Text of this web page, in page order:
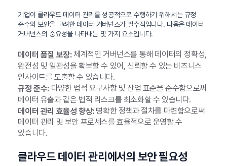
기업이 클라우드 데이터 관리를 성공적으로 수행하기 위해서는 규정
준수와 보안을 고려한 데이터 거버넌스가 필수적입니다. 다음은 데이터
거버넌스의 중요성을 나타내는 몇 가지 요소입니다.
데이터 품질 보장:체계적인 거버넌스를 통해 데이터의 정확성,
완전성 및 일관성을 확보할 수 있어, 신뢰할 수 있는 비즈니스
인사이트를 도출할 수 있습니다.
규정 준수:다양한 법적 요구사항 및 산업 표준을 준수함으로써
데이터 유출과 같은 법적 리스크를 최소화할 수 있습니다.
데이터 관리 효율성 향상:명확한 정책과 절차를 마련함으로써
데이터 관리 및 보안 프로세스를 효율적으로 운영할 수
있습니다.
클라우드 데이터 관리에서의 보안 필요성